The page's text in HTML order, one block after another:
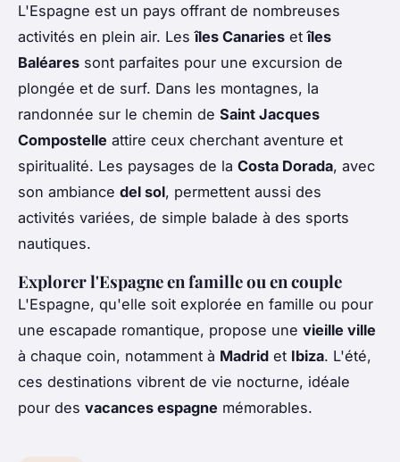
L'Espagne est un pays offrant de nombreuses
activités en plein air. Lesîles Canaries etîles
Baléares sont parfaites pour une excursion de
plongée et de surf. Dans les montagnes, la
randonnée sur le chemin de Saint Jacques
Compostelle attire ceux cherchant aventure et
spiritualité. Les paysages de la Costa Dorada, avec
son ambiance del sol, permettent aussi des
activités variées, de simple balade à des sports
nautiques.
Explorer l'Espagne en famille ou en couple
L'Espagne, qu'elle soit explorée en famille ou pour
une escapade romantique, propose une vieille ville
à chaque coin, notamment à Madrid et Ibiza. L'été,
ces destinations vibrent de vie nocturne, idéale
pour des vacances espagne mémorables.